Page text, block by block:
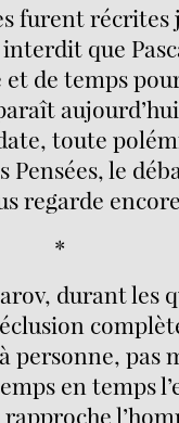
furent récrites
que
et de temps
toute
Pensées, le
regarde
*
durant les
personne, pas
en temps